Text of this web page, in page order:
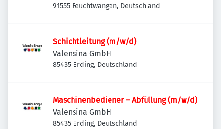
91555 Feuchtwangen, Deutschland
Schichtleitung (m/w/d)
Valensina GmbH
85435 Erding, Deutschland
Maschinenbediener – Abfüllung (m/w/d)
Valensina GmbH
85435 Erding, Deutschland